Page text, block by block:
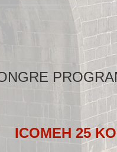
ICOMEH 25